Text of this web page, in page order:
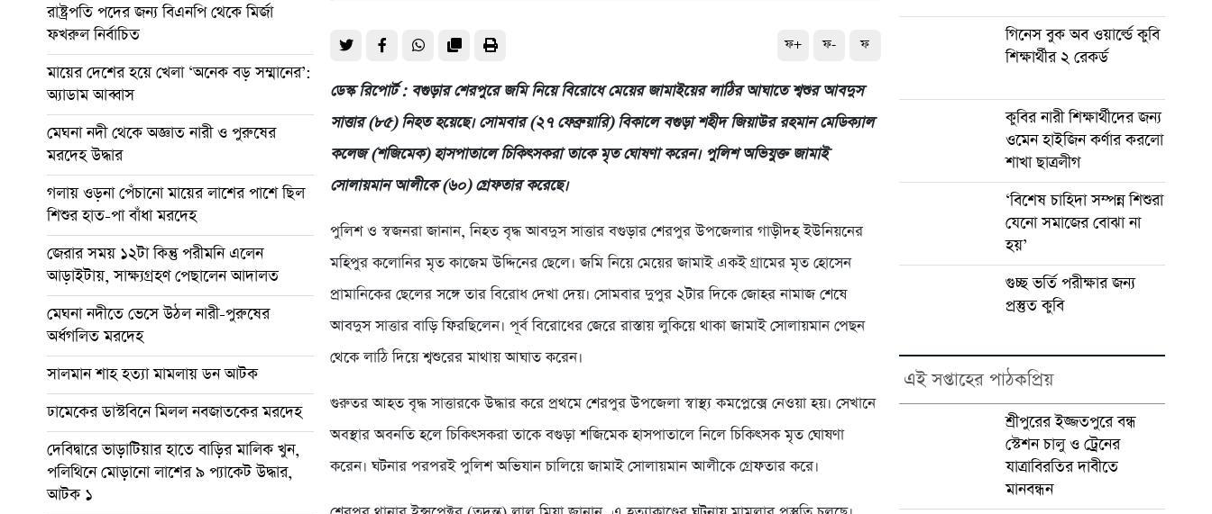
রাষ্ট্রপতি পদের জন্য বিএনপি থেকে মির্জা
ফখরুল নির্বাচিত
মায়ের দেশের হয়ে খেলা ‘অনেক বড় সম্মানের’:
অ্যাডাম আব্বাস
মেঘনা নদী থেকে অজ্ঞাত নারী ও পুরুষের
মরদেহ উদ্ধার
গলায় ওড়না পেঁচানো মায়ের লাশের পাশে ছিল
শিশুর হাত-পা বাঁধা মরদেহ
জেরার সময় ১২টা কিন্তু পরীমনি এলেন
আড়াইটায়, সাক্ষ্যগ্রহণ পেছালেন আদালত
মেঘনা নদীতে ভেসে উঠল নারী-পুরুষের
অর্ধগলিত মরদেহ
সালমান শাহ হত্যা মামলায় ডন আটক
ঢামেকের ডাস্টবিনে মিলল নবজাতকের মরদেহ
দেবিদ্বারে ভাড়াটিয়ার হাতে বাড়ির মালিক খুন,
পলিথিনে মোড়ানো লাশের ৯ প্যাকেট উদ্ধার,
আটক ১
ফ+ ফ- ফ
ডেস্ক রিপোর্ট : বগুড়ার শেরপুরে জমি নিয়ে বিরোধে মেয়ের জামাইয়ের লাঠির আঘাতে শ্বশুর আবদুস
সাত্তার (৮৫) নিহত হয়েছে। সোমবার (২৭ ফেব্রুয়ারি) বিকালে বগুড়া শহীদ জিয়াউর রহমান মেডিক্যাল
কলেজ (শজিমেক) হাসপাতালে চিকিৎসকরা তাকে মৃত ঘোষণা করেন। পুলিশ অভিযুক্ত জামাই
সোলায়মান আলীকে (৬০) গ্রেফতার করেছে।
পুলিশ ও স্বজনরা জানান, নিহত বৃদ্ধ আবদুস সাত্তার বগুড়ার শেরপুর উপজেলার গাড়ীদহ ইউনিয়নের
মহিপুর কলোনির মৃত কাজেম উদ্দিনের ছেলে। জমি নিয়ে মেয়ের জামাই একই গ্রামের মৃত হোসেন
প্রামানিকের ছেলের সঙ্গে তার বিরোধ দেখা দেয়। সোমবার দুপুর ২টার দিকে জোহর নামাজ শেষে
আবদুস সাত্তার বাড়ি ফিরছিলেন। পূর্ব বিরোধের জেরে রাস্তায় লুকিয়ে থাকা জামাই সোলায়মান পেছন
থেকে লাঠি দিয়ে শ্বশুরের মাথায় আঘাত করেন।
গুরুতর আহত বৃদ্ধ সাত্তারকে উদ্ধার করে প্রথমে শেরপুর উপজেলা স্বাস্থ্য কমপ্লেক্সে নেওয়া হয়। সেখানে
অবস্থার অবনতি হলে চিকিৎসকরা তাকে বগুড়া শজিমেক হাসপাতালে নিলে চিকিৎসক মৃত ঘোষণা
করেন। ঘটনার পরপরই পুলিশ অভিযান চালিয়ে জামাই সোলায়মান আলীকে গ্রেফতার করে।
গিনেস বুক অব ওয়ার্ল্ডে কুবি
শিক্ষার্থীর ২ রেকর্ড
কুবির নারী শিক্ষার্থীদের জন্য
ওমেন হাইজিন কর্ণার করলো
শাখা ছাত্রলীগ
‘বিশেষ চাহিদা সম্পন্ন শিশুরা
যেনো সমাজের বোঝা না
হয়’
গুচ্ছ ভর্তি পরীক্ষার জন্য
প্রস্তুত কুবি
এই সপ্তাহের পাঠকপ্রিয়
শ্রীপুরের ইজ্জতপুরে বন্ধ
স্টেশন চালু ও ট্রেনের
যাত্রাবিরতির দাবীতে
মানবন্ধন